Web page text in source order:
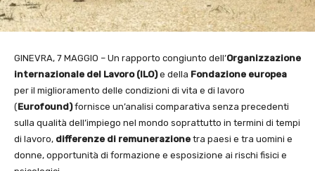
GINEVRA, 7 MAGGIO – Un rapporto congiunto dell’Organizzazione
internazionale del Lavoro (ILO)e della Fondazione europea
per il miglioramento delle condizioni di vita e di lavoro
(Eurofound)fornisce un’analisi comparativa senza precedenti
sulla qualità dell’impiego nel mondo soprattutto in termini di tempi
di lavoro, differenze di remunerazione tra paesi e tra uomini e
donne, opportunità di formazione e esposizione ai rischi fisici e